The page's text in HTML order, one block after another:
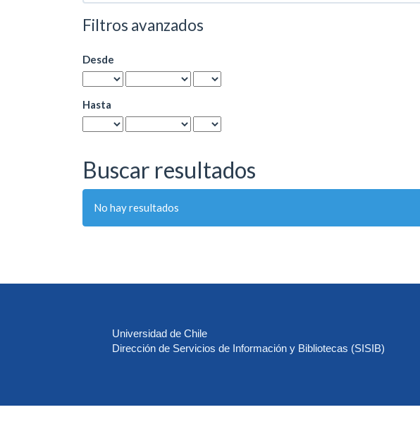
por
Filtros avanzados
Desde
Hasta
Buscar resultados
No hay resultados
Universidad de Chile
Dirección de Servicios de Información y Bibliotecas (SISIB)